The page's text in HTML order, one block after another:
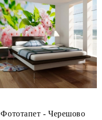
Фототапет - Черешово